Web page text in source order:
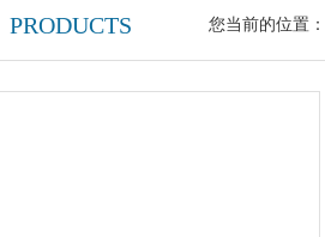
PRODUCTS 您当前的位置：